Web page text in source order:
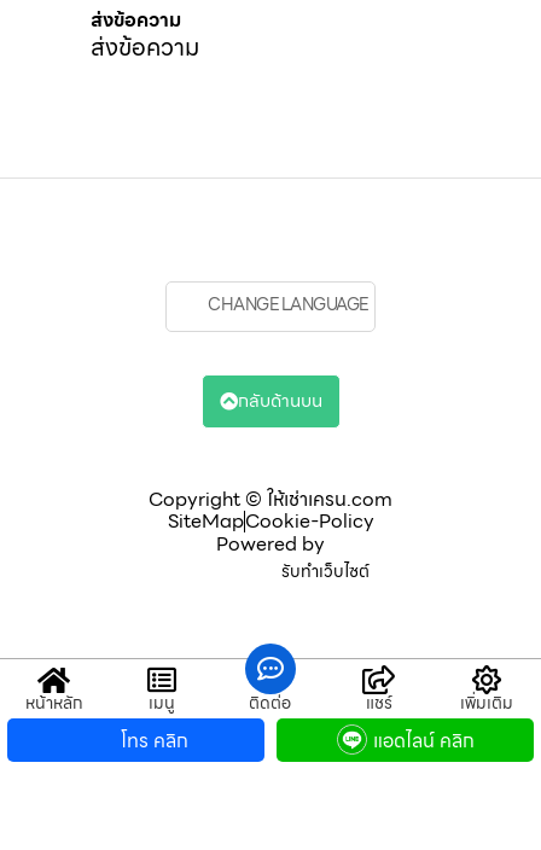
ส่งข้อความ
ส่งข้อความ
Copyright © ให้เช่าเครน.com
SiteMapCookie-Policy
Powered by
รับทำเว็บไซต์
CHANGE LANGUAGE
กลับด้านบน
หน้าหลัก เมนู ติดต่อ แชร์ เพิ่มเติม
โทร คลิก แอดไลน์ คลิก